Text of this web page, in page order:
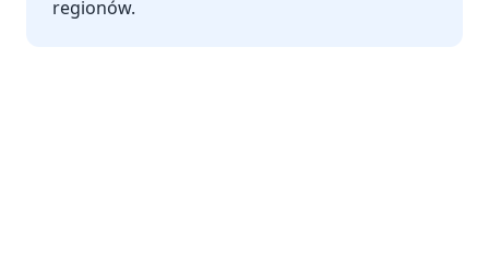
regionów.